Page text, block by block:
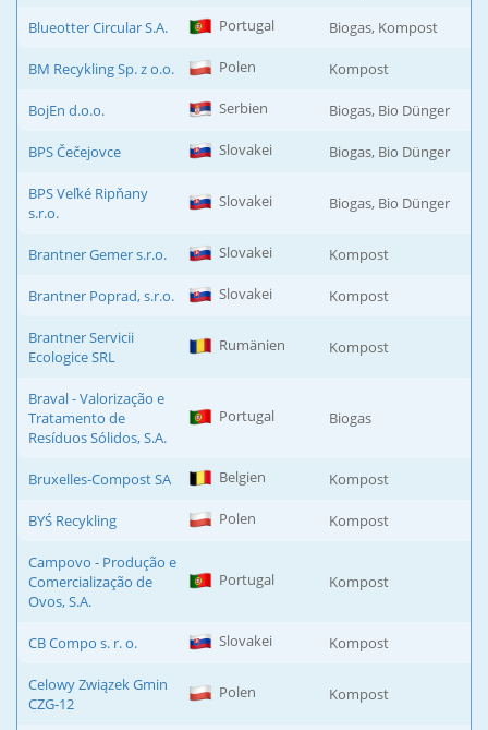
Blueotter Circular S.A. Portugal Biogas, Kompost
BM Recykling Sp. z o.o. Polen Kompost
BojEn d.o.o. Serbien Biogas, Bio Dünger
BPS Čečejovce Slovakei Biogas, Bio Dünger
BPS Veľké Ripňany
s.r.o.
Slovakei Biogas, Bio Dünger
Brantner Gemer s.r.o. Slovakei Kompost
Brantner Poprad, s.r.o. Slovakei Kompost
Brantner Servicii
Ecologice SRL
Rumänien Kompost
Braval - Valorização e
Tratamento de
Resíduos Sólidos, S.A.
Portugal Biogas
Bruxelles-Compost SA Belgien Kompost
BYŚ Recykling Polen Kompost
Campovo - Produção e
Comercialização de
Ovos, S.A.
Portugal Kompost
CB Compo s. r. o. Slovakei Kompost
Celowy Związek Gmin
CZG-12
Polen Kompost